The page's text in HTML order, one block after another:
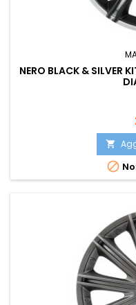
NERO BLACK & SILVER

